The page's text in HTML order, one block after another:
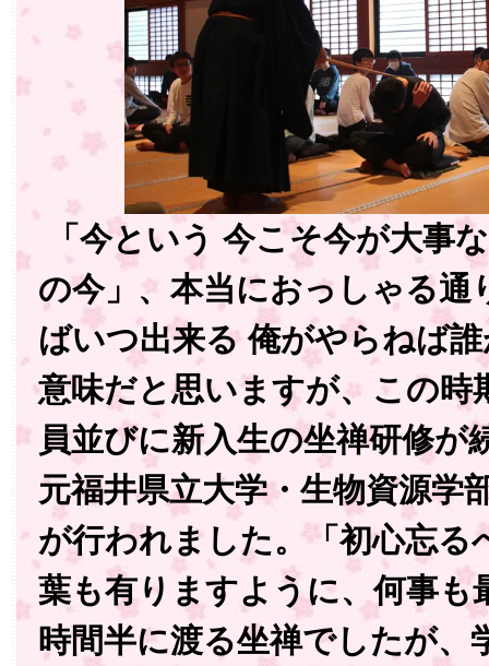
「今という 今こそ今が大事
の今」、本当におっしゃる通
ばいつ出来る 俺がやらねば
意味だと思いますが、この時
員並びに新入生の坐禅研修が
元福井県立大学・生物資源学
が行われました。「初心忘る
葉も有りますように、何事も
時間半に渡る坐禅でしたが、